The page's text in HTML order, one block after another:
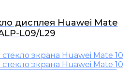
дисплея Huawei Mate
L09/L29